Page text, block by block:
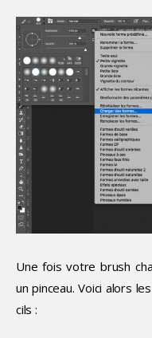
Une fois votre brush
un pinceau. Voici alors
cils :